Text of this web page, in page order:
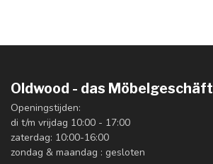
Oldwood - das Möbelgeschäft
Openingstijden:
di t/m vrijdag 10:00 - 17:00
zaterdag: 10:00-16:00
zondag & maandag : gesloten